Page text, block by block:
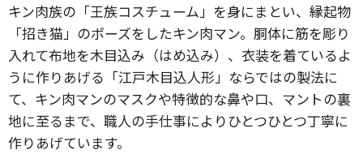
キン肉族の「王族コスチューム」を身にまとい、縁起物
「招き猫」のポーズをしたキン肉マン。胴体に筋を彫り
入れて布地を木目込み（はめ込み）、衣装を着ているよ
うに作りあげる「江戸木目込人形」ならではの製法に
て、キン肉マンのマスクや特徴的な鼻や口、マントの裏
地に至るまで、職人の手仕事によりひとつひとつ丁寧に
作りあげています。